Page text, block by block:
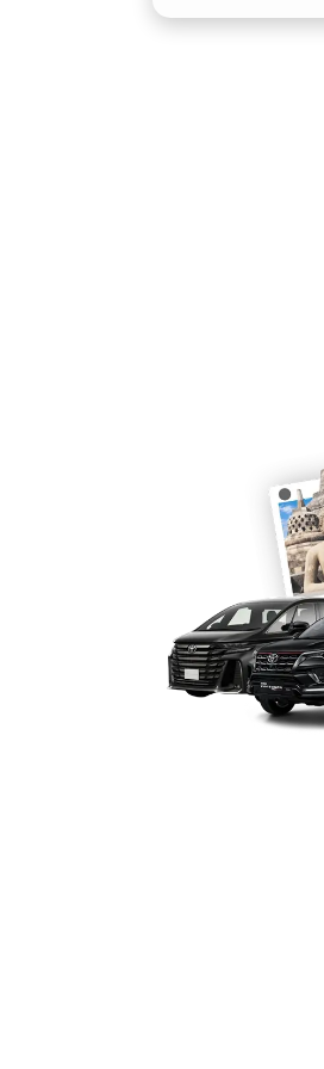
Purworejo lebih
membawa lebih
5. Fleksibel
Layanan rental
bisa digunakan
perjalanan
memudahkan
6.
Keunggulan
Purworejo yang
prima dengan
dukungan tim
Melihat
sewa mobil